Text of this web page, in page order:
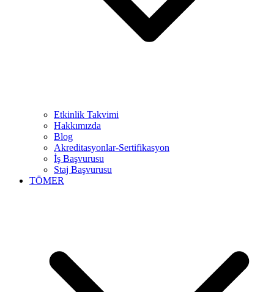
Etkinlik Takvimi
Hakkımızda
Blog
Akreditasyonlar-Sertifikasyon
İş Başvurusu
Staj Başvurusu
TÖMER